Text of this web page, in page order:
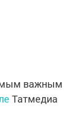
важным
Татмедиа